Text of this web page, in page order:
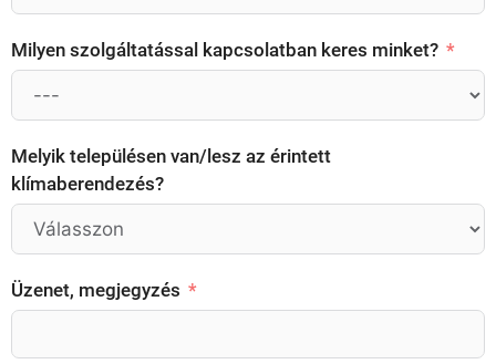
Milyen szolgáltatással kapcsolatban keres minket?
Melyik településen van/lesz az érintett
klímaberendezés?
Üzenet, megjegyzés